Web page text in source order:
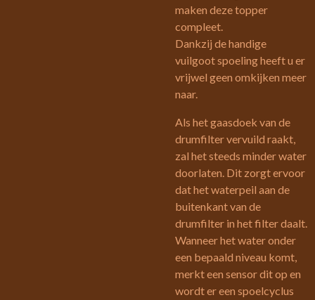
maken deze topper
compleet.
Dankzij de handige
vuilgoot spoeling heeft u er
vrijwel geen omkijken meer
naar.
Als het gaasdoek van de
drumfilter vervuild raakt,
zal het steeds minder water
doorlaten. Dit zorgt ervoor
dat het waterpeil aan de
buitenkant van de
drumfilter in het filter daalt.
Wanneer het water onder
een bepaald niveau komt,
merkt een sensor dit op en
wordt er een spoelcyclus